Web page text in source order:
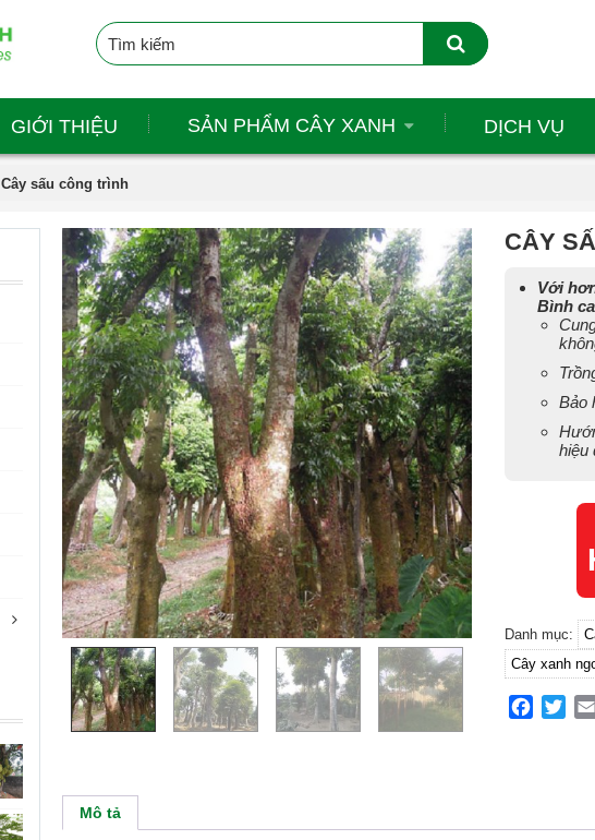
GIỚI THIỆU SẢN PHẨM CÂY XANH DỊCH VỤ
Cây sấu công trình
CÂY
Với
Bình
Bảo
hiệu
Danh mục:
Cây xanh
Mô tả